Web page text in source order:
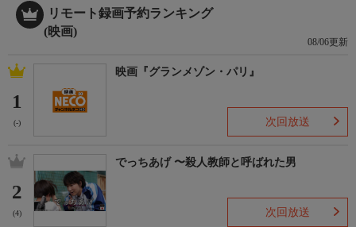
リモート録画予約ランキング
(映画)
08/06更新
1
(-)
映画『グランメゾン・パリ』
次回放送
2
(4)
でっちあげ 〜殺人教師と呼ばれた男
次回放送